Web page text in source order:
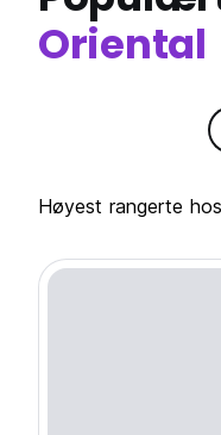
Oriental
Høyest rangerte